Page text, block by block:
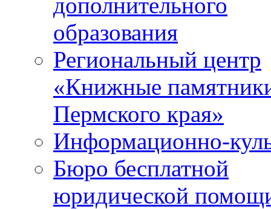
образования
Региональный центр
«Книжные
Пермского края»
Информационно-
Бюро бесплатной
юридической